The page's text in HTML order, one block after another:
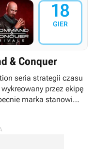
18
GIER
& Conquer
seria strategii czasu
przez ekipę
marka stanowi